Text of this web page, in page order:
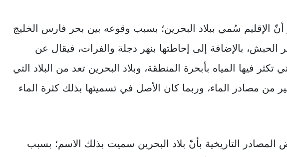
الإقليم سُمي ببلاد البحرين؛ بسبب وقوعه بين بحر فارس الخليج
الحبش، بالإضافة إلى إحاطتها بنهر دجلة والفرات، فيقال عن
تكثر فيها المياه بأبحرة المنطقة، وبلاد البحرين تعد من البلاد التي
من مصادر الماء، وربما كان الأصل في تسميتها بذلك كثرة الماء
التاريخية بأنّ بلاد البحرين سميت بذلك الاسم؛ بسبب